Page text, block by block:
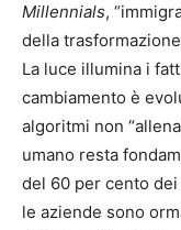
Millennials,
della
La luce illumina i
cambiamento è
algoritmi non
umano resta
del 60 per cento
le aziende sono